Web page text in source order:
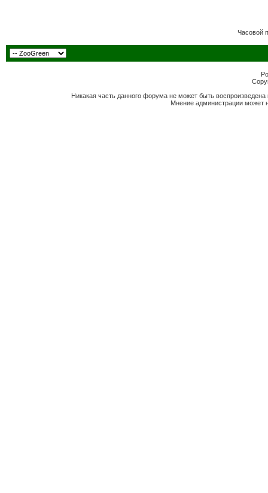
Часовой
Никакая часть данного форума не может быть
Мнение администрации может